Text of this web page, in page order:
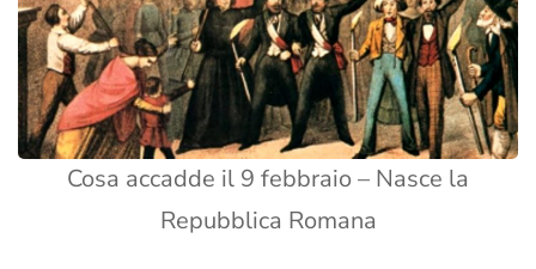
Cosa accadde il 9 febbraio – Nasce la
Repubblica Romana